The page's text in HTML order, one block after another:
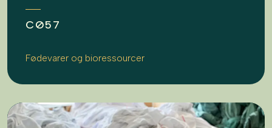
CØ57
Fødevarer og bioressourcer